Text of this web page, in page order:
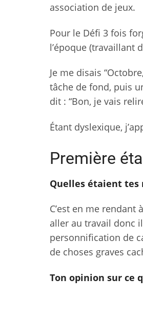
association de jeux.
Pour le Défi 3 fois
l’époque (travaillant
Je me disais
tâche de fond, puis
dit : “Bon, je vais
Étant dyslexique,
Première
Quelles étaient
C’est en me
aller au travail donc
personnification de
de choses graves
Ton opinion sur ce